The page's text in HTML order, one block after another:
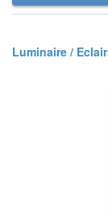
Luminaire /